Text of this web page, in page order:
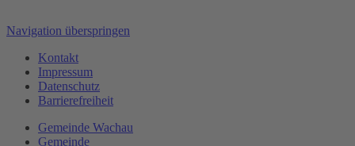
Navigation überspringen
Kontakt
Impressum
Datenschutz
Barrierefreiheit
Gemeinde Wachau
Gemeinde